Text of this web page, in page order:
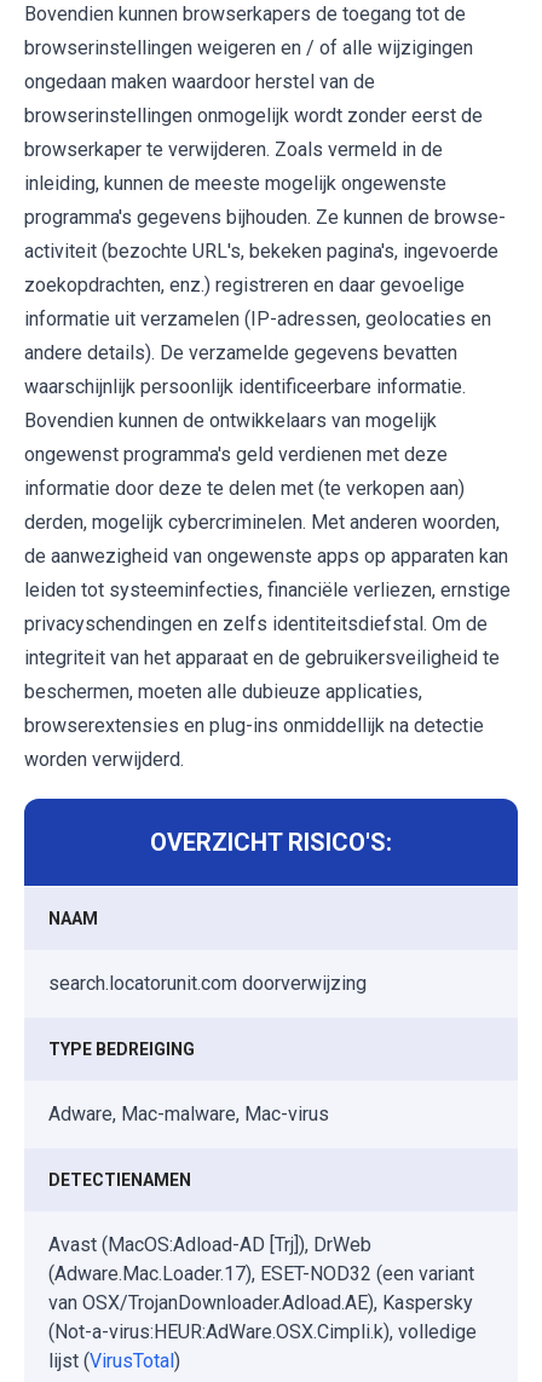
Bovendien kunnen browserkapers de toegang tot de
browserinstellingen weigeren en / of alle wijzigingen
ongedaan maken waardoor herstel van de
browserinstellingen onmogelijk wordt zonder eerst de
browserkaper te verwijderen. Zoals vermeld in de
inleiding, kunnen de meeste mogelijk ongewenste
programma's gegevens bijhouden. Ze kunnen de browse-
activiteit (bezochte URL's, bekeken pagina's, ingevoerde
zoekopdrachten, enz.) registreren en daar gevoelige
informatie uit verzamelen (IP-adressen, geolocaties en
andere details). De verzamelde gegevens bevatten
waarschijnlijk persoonlijk identificeerbare informatie.
Bovendien kunnen de ontwikkelaars van mogelijk
ongewenst programma's geld verdienen met deze
informatie door deze te delen met (te verkopen aan)
derden, mogelijk cybercriminelen. Met anderen woorden,
de aanwezigheid van ongewenste apps op apparaten kan
leiden tot systeeminfecties, financiële verliezen, ernstige
privacyschendingen en zelfs identiteitsdiefstal. Om de
integriteit van het apparaat en de gebruikersveiligheid te
beschermen, moeten alle dubieuze applicaties,
browserextensies en plug-ins onmiddellijk na detectie
worden verwijderd.
OVERZICHT RISICO'S:
NAAM
search.locatorunit.com doorverwijzing
TYPE BEDREIGING
Adware, Mac-malware, Mac-virus
DETECTIENAMEN
Avast (MacOS:Adload-AD [Trj]), DrWeb
(Adware.Mac.Loader.17), ESET-NOD32 (een variant
van OSX/TrojanDownloader.Adload.AE), Kaspersky
(Not-a-virus:HEUR:AdWare.OSX.Cimpli.k), volledige
lijst (VirusTotal)